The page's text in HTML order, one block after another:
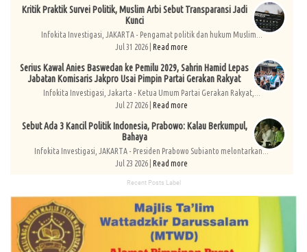
Kritik Praktik Survei Politik, Muslim Arbi Sebut Transparansi Jadi
Kunci
Infokita Investigasi, JAKARTA - Pengamat politik dan hukum Muslim...
Jul 31 2026 |Read more
Serius Kawal Anies Baswedan ke Pemilu 2029, Sahrin Hamid Lepas
Jabatan Komisaris Jakpro Usai Pimpin Partai Gerakan Rakyat
Infokita Investigasi, Jakarta - Ketua Umum Partai Gerakan Rakyat,...
Jul 27 2026 |Read more
Sebut Ada 3 Kancil Politik Indonesia, Prabowo: Kalau Berkumpul,
Bahaya
Infokita Investigasi, JAKARTA - Presiden Prabowo Subianto melontarkan...
Jul 23 2026 |Read more
Recent Posts Label